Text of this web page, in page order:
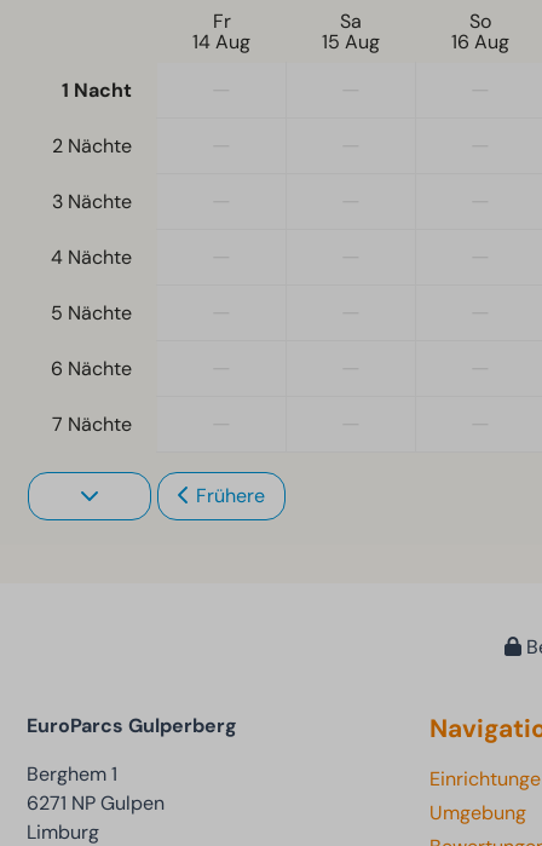
Fr
14 Aug
Sa
15 Aug
So
16 Aug
1 Nacht
2 Nächte
3 Nächte
4 Nächte
5 Nächte
6 Nächte
7 Nächte
Frühere
EuroParcs Gulperberg
Berghem 1
6271 NP Gulpen
Limburg
Umgebung